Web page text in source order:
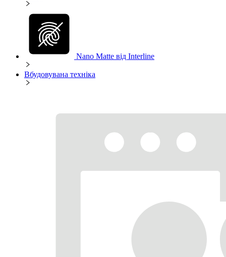
Nano Matte від Interline
Вбудовувана техніка